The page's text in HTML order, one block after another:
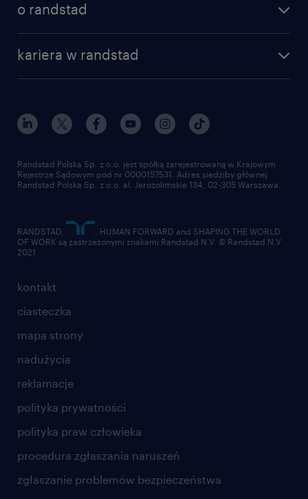
o randstad
kariera w randstad
kontakt
ciasteczka
mapa strony
nadużycia
reklamacje
polityka prywatności
polityka praw człowieka
procedura zgłaszania naruszeń
zgłaszanie problemów bezpieczeństwa
Randstad Polska Sp. z o.o. jest spółką zarejestrowaną w Krajowym
Rejestrze Sądowym pod nr 0000157531. Adres siedziby głównej
Randstad Polska Sp. z o.o. al. Jerozolimskie 134, 02-305 Warszawa.
RANDSTAD,
, HUMAN FORWARD and SHAPING THE WORLD
OF WORK są zastrzeżonymi znakami Randstad N.V. © Randstad N.V
2021